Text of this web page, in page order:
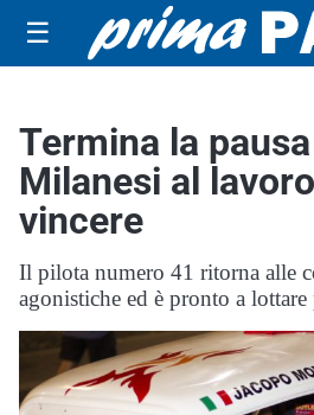
☰
Termina la
Milanesi al
vincere
Il pilota numero 41 ritorna alle
agonistiche ed è pronto a